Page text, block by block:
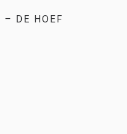
– DE HOEF